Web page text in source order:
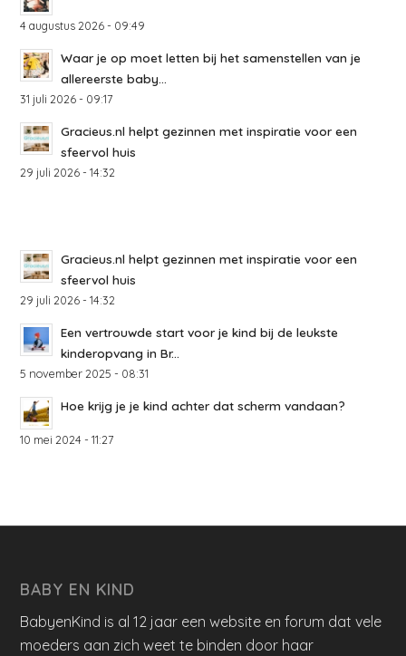
4 augustus 2026 - 09:49
Waar je op moet letten bij het samenstellen van je
allereerste baby...
31 juli 2026 - 09:17
Gracieus.nl helpt gezinnen met inspiratie voor een
sfeervol huis
29 juli 2026 - 14:32
Gracieus.nl helpt gezinnen met inspiratie voor een
sfeervol huis
29 juli 2026 - 14:32
Een vertrouwde start voor je kind bij de leukste
kinderopvang in Br...
5 november 2025 - 08:31
Hoe krijg je je kind achter dat scherm vandaan?
10 mei 2024 - 11:27
BABY EN KIND
BabyenKind is al 12 jaar een website en forum dat vele
moeders aan zich weet te binden door haar